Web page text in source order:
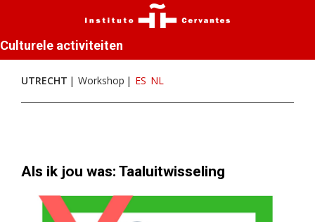
Culturele activiteiten
UTRECHT Workshop ES NL
Als ik jou was: Taaluitwisseling